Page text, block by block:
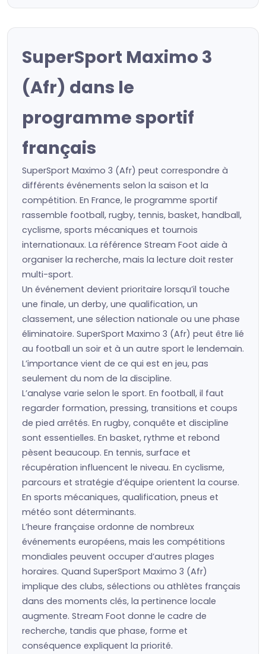
SuperSport Maximo 3
(Afr) dans le
programme sportif
français
SuperSport Maximo 3 (Afr) peut correspondre à
différents événements selon la saison et la
compétition. En France, le programme sportif
rassemble football, rugby, tennis, basket, handball,
cyclisme, sports mécaniques et tournois
internationaux. La référence Stream Foot aide à
organiser la recherche, mais la lecture doit rester
multi-sport.
Un événement devient prioritaire lorsqu’il touche
une finale, un derby, une qualification, un
classement, une sélection nationale ou une phase
éliminatoire. SuperSport Maximo 3 (Afr) peut être lié
au football un soir et à un autre sport le lendemain.
L’importance vient de ce qui est en jeu, pas
seulement du nom de la discipline.
L’analyse varie selon le sport. En football, il faut
regarder formation, pressing, transitions et coups
de pied arrêtés. En rugby, conquête et discipline
sont essentielles. En basket, rythme et rebond
pèsent beaucoup. En tennis, surface et
récupération influencent le niveau. En cyclisme,
parcours et stratégie d’équipe orientent la course.
En sports mécaniques, qualification, pneus et
météo sont déterminants.
L’heure française ordonne de nombreux
événements européens, mais les compétitions
mondiales peuvent occuper d’autres plages
horaires. Quand SuperSport Maximo 3 (Afr)
implique des clubs, sélections ou athlètes français
dans des moments clés, la pertinence locale
augmente. Stream Foot donne le cadre de
recherche, tandis que phase, forme et
conséquence expliquent la priorité.